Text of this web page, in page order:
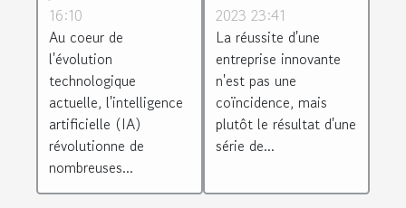
votre relation
client
16:10
Au coeur de
l'évolution
technologique
actuelle, l'intelligence
artificielle (IA)
révolutionne de
nombreuses...
innovantes
2023 23:41
La réussite d'une
entreprise innovante
n'est pas une
coïncidence, mais
plutôt le résultat d'une
série de...